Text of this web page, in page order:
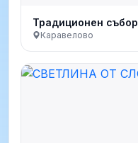
Традиционен събор
Каравелово